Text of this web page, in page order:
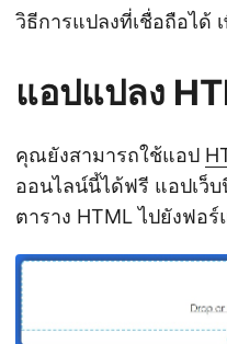
วิธีการแปลงที่เชื่อถือได้
แอปแปลง
คุณยังสามารถใช้แอป
ออนไลน์นี้ได้ฟรี แอปเว็
ตาราง HTML ไปยังฟอ